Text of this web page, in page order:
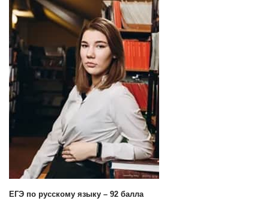
ЕГЭ по русскому языку – 92 балла